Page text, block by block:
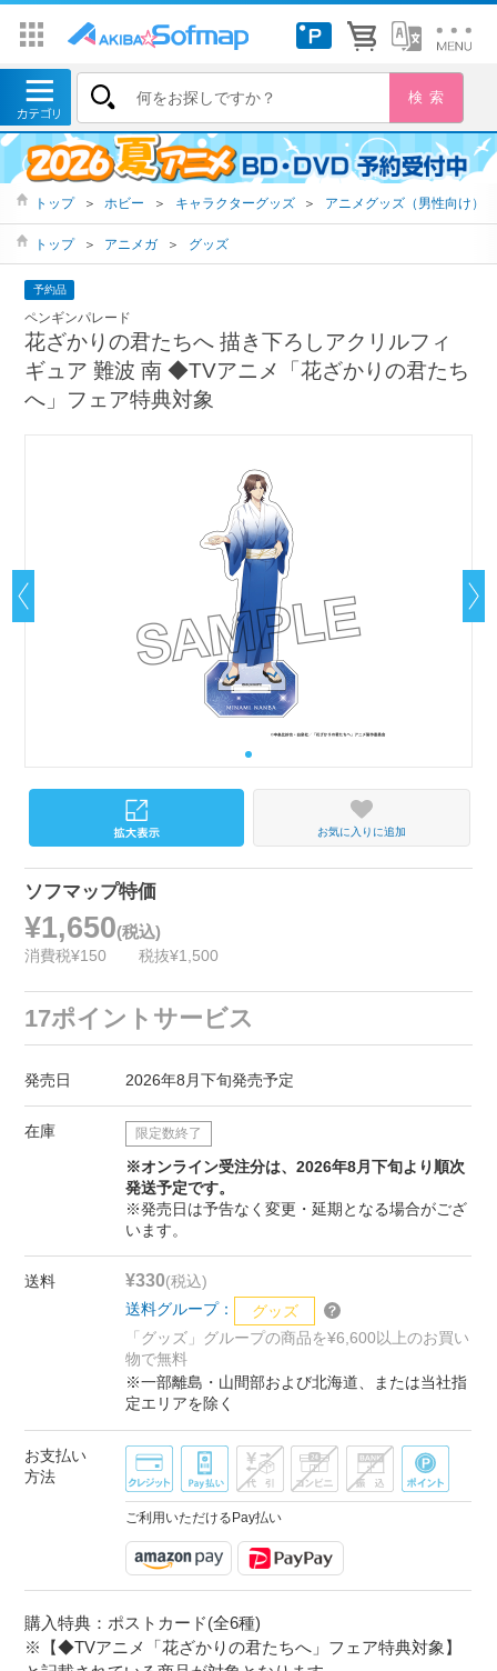
トップ ＞ ホビー ＞ キャラクターグッズ ＞ アニメグッズ（男性向け）
トップ ＞ アニメガ ＞ グッズ
予約品
ペンギンパレード
花ざかりの君たちへ 描き下ろしアクリルフィ
ギュア 難波 南 ◆TVアニメ「花ざかりの君たち
へ」フェア特典対象
お気に入りに追加
ソフマップ特価
¥1,650(税込)
消費税¥150 税抜¥1,500
17ポイントサービス
発売日 2026年8月下旬発売予定
在庫 限定数終了
※オンライン受注分は、2026年8月下旬より順次
発送予定です。
※発売日は予告なく変更・延期となる場合がござ
います。
送料 ¥330(税込)
送料グループ：
グッズ
「グッズ」グループの商品を¥6,600以上のお買い
物で無料
※一部離島・山間部および北海道、または当社指
定エリアを除く
お支払い
方法
ご利用いただけるPay払い
購入特典：ポストカード(全6種)
※【◆TVアニメ「花ざかりの君たちへ」フェア特典対象】